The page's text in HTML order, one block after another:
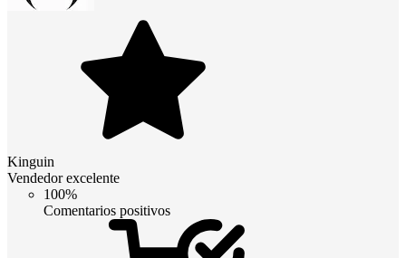
Kinguin
Vendedor excelente
100%
Comentarios positivos